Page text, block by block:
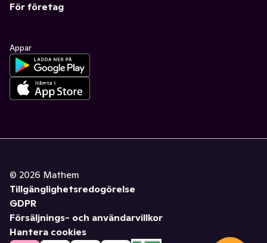
För företag
Appar
© 2026 Mathem
Tillgänglighetsredogörelse
GDPR
Försäljnings- och användarvillkor
Hantera cookies